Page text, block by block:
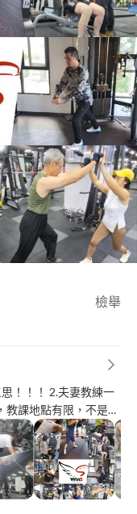
檢舉
！！ 2.夫妻教練一
教課地點有限，不是每
租，我們可上課地點清
心血結晶，所以請需求
我們協助的任何人，你
---------------‐
Win教練，我和團隊的